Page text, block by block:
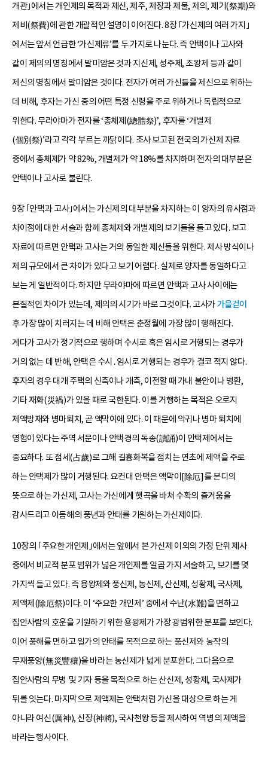
개관｣에서는 개인제의 목적과 제신, 제주, 제장과 제물, 제의, 제기(祭期)와
제비(祭費)에 관한 개괄적인 설명이 이어진다. 8장 ｢가신제의 여러 가지｣
에서는 앞서 언급한 ‘가신제류’를 두 가지로 나눈다. 즉 안택이나 고사와
같이 제의의 명칭에서 말미암은 것과 지신제, 성주제, 조왕제 등과 같이
제신의 명칭에서 말미암은 것이다. 전자가 여러 가신들을 제신으로 위하는
데 비해, 후자는 가신 중의 어떤 특정 신령을 주로 위하거나 독립적으로
위한다. 무라야마가 전자를 ‘총체제(總體祭)’, 후자를 ‘개별제
(個別祭)’라고 각각 부르는 까닭이다. 조사 보고된 전국의 가신제 자료
중에서 총체제가 약 82%, 개별제가 약 18%를 차지하며 전자의 대부분은
안택이나 고사로 불린다.
9장 ｢안택과 고사｣에서는 가신제의 대부분을 차지하는 이 양자의 유사점과
차이점에 대한 서술과 함께 총체제와 개별제의 보기들을 들고 있다. 보고
자료에 따르면 안택과 고사는 거의 동일한 제신들을 위한다. 제사 방식이나
제의 규모에서 큰 차이가 있다고 보기 어렵다. 실제로 양자를 동일하다고
보는 게 일반적이다. 하지만 무라야마에 따르면 안택과 고사 사이에는
본질적인 차이가 있는데, 제의의 시기가 바로 그것이다. 고사가가을걷이
후 가장 많이 치러지는 데 비해 안택은 춘정월에 가장 많이 행해진다.
게다가 고사가 정기적으로 행하며 수시로 혹은 임시로 거행되는 경우가
거의 없는 데 반해, 안택은 수시․임시로 거행되는 경우가 결코 적지 않다.
후자의 경우 대개 주택의 신축이나 개축, 이전할 때 가내 불안이나 병환,
기타 재화(災禍)가 있을 때로 국한된다. 이를 거행하는 목적은 오로지
제액방재와 병마퇴치, 곧 액막이에 있다. 이 때문에 악귀나 병마 퇴치에
영험이 있다는 주역 서문이나 안택경의 독송(讀誦)이 안택제에서는
중요하다. 또 점세(占歲)로 그해 길흉화복을 점치는 연초에 제액을 주로
하는 안택제가 많이 거행된다. 요컨대 안택은 액막이[除厄]를 본디의
뜻으로 하는 가신제, 고사는 가신에게 햇곡을 바쳐 수확의 즐거움을
감사드리고 이듬해의 풍년과 안태를 기원하는 가신제이다.
10장의 ｢주요한 개인제｣에서는 앞에서 본 가신제 이외의 가정 단위 제사
중에서 비교적 분포 범위가 넓은 개인제를 일곱 가지 서술하고, 보기를 몇
가지씩 들고 있다. 즉 용왕제와 풍신제, 농신제, 산신제, 성황제, 국사제,
제액제(除厄祭)이다. 이 ‘주요한 개인제’ 중에서 수난(水難)을 면하고
집안사람의 호운을 기원하기 위한 용왕제가 가장 광범위한 분포를 보인다.
이어 풍해를 면하고 일가의 안태를 목적으로 하는 풍신제와 농작의
무재풍양(無災豐穰)을 바라는 농신제가 넓게 분포한다. 그다음으로
집안사람의 무병 및 기자 등을 목적으로 하는 산신제, 성황제, 국사제가
뒤를 잇는다. 마지막으로 제액제는 안택처럼 가신을 대상으로 하는 게
아니라 여신(厲神), 신장(神將), 국사천왕 등을 제사하여 역병의 제액을
바라는 행사이다.